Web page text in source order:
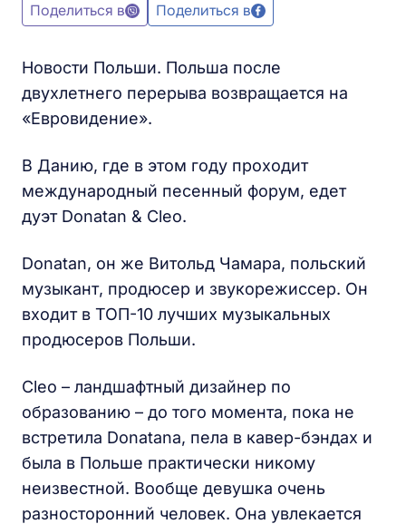
Поделиться в
Поделиться в
Новости Польши. Польша после
двухлетнего перерыва возвращается на
«Евровидение».
В Данию, где в этом году проходит
международный песенный форум, едет
дуэт Donatan & Cleo.
Donatan, он же Витольд Чамара, польский
музыкант, продюсер и звукорежиссер. Он
входит в ТОП-10 лучших музыкальных
продюсеров Польши.
Cleo – ландшафтный дизайнер по
образованию – до того момента, пока не
встретила Donatanа, пела в кавер-бэндах и
была в Польше практически никому
неизвестной. Вообще девушка очень
разносторонний человек. Она увлекается